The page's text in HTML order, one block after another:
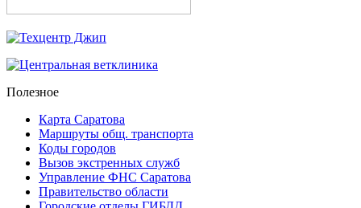
Полезное
Карта Саратова
Маршруты общ. транспорта
Коды городов
Вызов экстренных служб
Управление ФНС Саратова
Правительство области